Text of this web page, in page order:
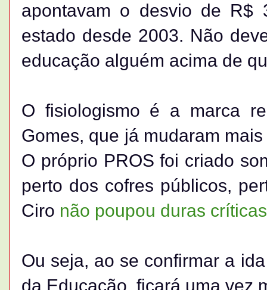
apontavam o desvio de R$
estado desde 2003. Não
educação alguém acima de
O fisiologismo é a marca
Gomes, que já mudaram
O próprio PROS foi criado
perto dos cofres públicos,
Ciro não poupou duras críticas
Ou seja, ao se confirmar a
da Educação, ficará uma vez